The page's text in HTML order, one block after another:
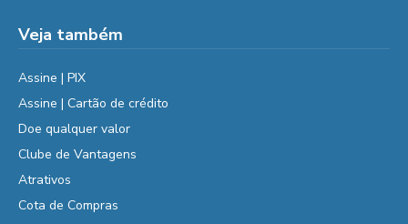
Veja também
Assine | PIX
Assine | Cartão de crédito
Doe qualquer valor
Clube de Vantagens
Atrativos
Cota de Compras